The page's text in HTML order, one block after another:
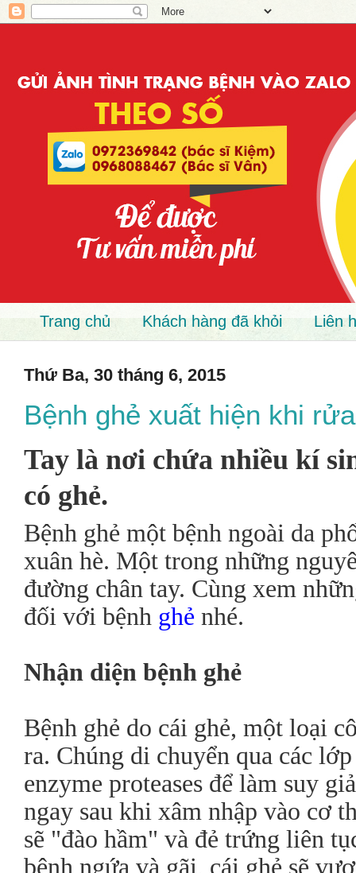
Trang chủ Khách hàng đã khỏi Liên
Thứ Ba, 30 tháng 6, 2015
Bệnh ghẻ xuất hiện khi
Tay là nơi chứa nhiều kí
có ghẻ.
Bệnh ghẻ một bệnh ngoài da
xuân hè. Một trong những
đường chân tay. Cùng xem
đối với bệnh ghẻ nhé.
Nhận diện bệnh ghẻ
Bệnh ghẻ do cái ghẻ, một loại
ra. Chúng di chuyển qua các
enzyme proteases để làm suy
ngay sau khi xâm nhập vào cơ
sẽ "đào hầm" và đẻ trứng liên
bệnh ngứa và gãi, cái ghẻ sẽ